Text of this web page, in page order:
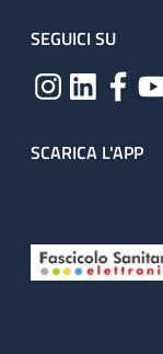
SEGUICI SU
SCARICA L'APP